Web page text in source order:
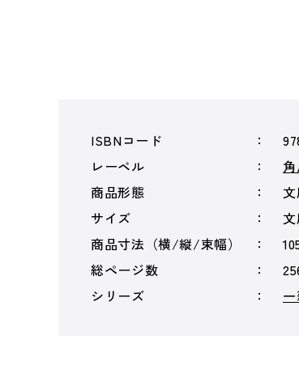
ISBNコード
レーベル
商品形態
サイズ
商品寸法（横/縦/束幅）
総ページ数
シリーズ